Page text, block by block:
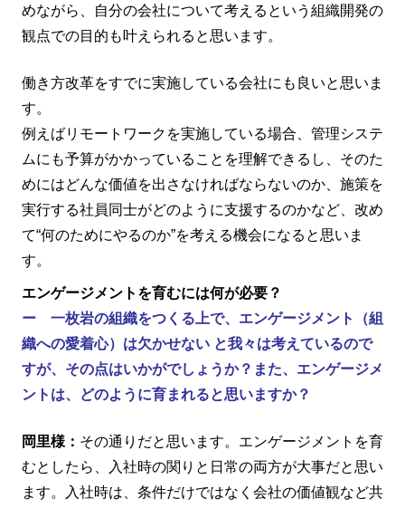
めながら、自分の会社について考えるという組織開発の
観点での目的も叶えられると思います。
働き方改革をすでに実施している会社にも良いと思いま
す。
例えばリモートワークを実施している場合、管理システ
ムにも予算がかかっていることを理解できるし、そのた
めにはどんな価値を出さなければならないのか、施策を
実行する社員同士がどのように支援するのかなど、改め
て“何のためにやるのか”を考える機会になると思いま
す。
エンゲージメントを育むには何が必要？
ー 一枚岩の組織をつくる上で、エンゲージメント（組
織への愛着心）は欠かせない と我々は考えているので
すが、その点はいかがでしょうか？また、エンゲージメ
ントは、どのように育まれると思いますか？
岡里様： その通りだと思います。エンゲージメントを育
むとしたら、入社時の関りと日常の両方が大事だと思い
ます。入社時は、条件だけではなく会社の価値観など共